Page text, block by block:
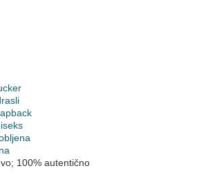
100% autentično